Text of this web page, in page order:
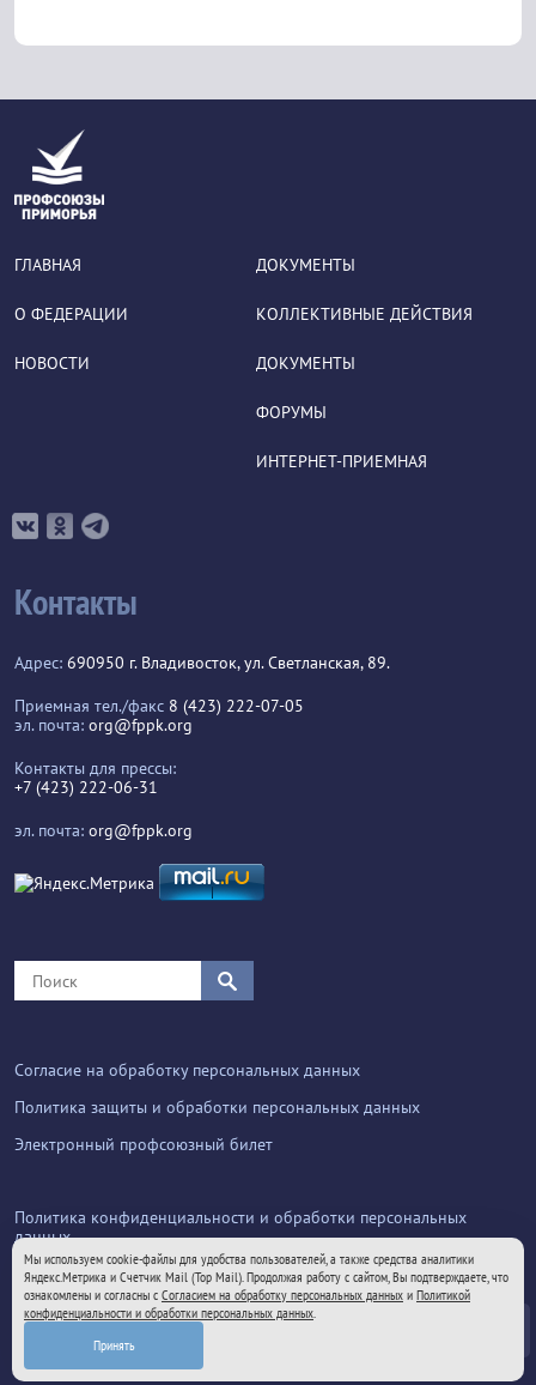
ГЛАВНАЯ
О ФЕДЕРАЦИИ
НОВОСТИ
ДОКУМЕНТЫ
КОЛЛЕКТИВНЫЕ ДЕЙСТВИЯ
ДОКУМЕНТЫ
ФОРУМЫ
ИНТЕРНЕТ-ПРИЕМНАЯ
Контакты
Адрес: 690950 г. Владивосток, ул. Светланская, 89.
Приемная тел./факс 8 (423) 222-07-05
эл. почта: org@fppk.org
Контакты для прессы:
+7 (423) 222-06-31
эл. почта: org@fppk.org
Согласие на обработку персональных данных
Политика защиты и обработки персональных данных
Электронный профсоюзный билет
Политика конфиденциальности и обработки персональных
данных
Профсоюзов Приморского края.
Мы используем cookie-файлы для удобства пользователей, а также средства аналитики
Яндекс.Метрика и Счетчик Mail (Top Mail). Продолжая работу с сайтом, Вы подтверждаете, что
ознакомлены и согласны с Согласием на обработку персональных данных и Политикой
конфиденциальности и обработки персональных данных.
Принять